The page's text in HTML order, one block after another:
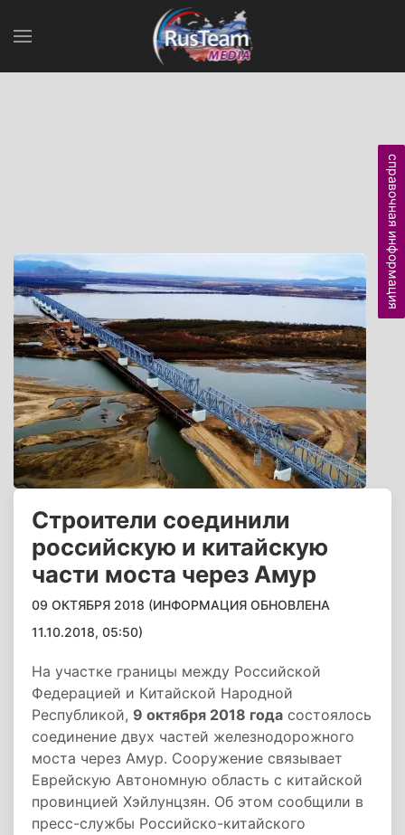
Строители соединили
российскую и китайскую
части моста через Амур
09 ОКТЯБРЯ 2018 (ИНФОРМАЦИЯ ОБНОВЛЕНА
11.10.2018, 05:50)
На участке границы между Российской
Федерацией и Китайской Народной
Республикой, 9 октября 2018 года состоялось
соединение двух частей железнодорожного
моста через Амур. Сооружение связывает
Еврейскую Автономную область с китайской
провинцией Хэйлунцзян. Об этом сообщили в
пресс-службы Российско-китайского
справочная информация